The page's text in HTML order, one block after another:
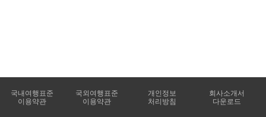
국내여행표준
이용약관
국외여행표준
이용약관
개인정보
처리방침
회사소개서
다운로드